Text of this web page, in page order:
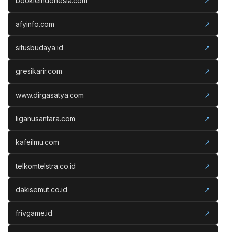
afyinfo.com ↗
situsbudaya.id ↗
gresikarir.com ↗
www.dirgasatya.com ↗
liganusantara.com ↗
kafeilmu.com ↗
telkomtelstra.co.id ↗
dakisemut.co.id ↗
frivgame.id ↗